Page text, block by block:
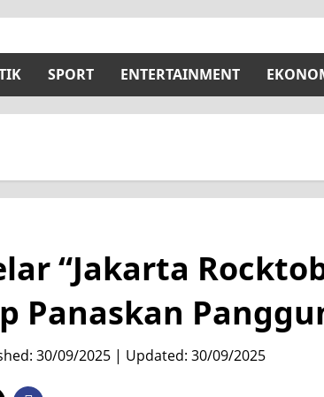
SPORT ENTERTAINMENT
“Jakarta
Panaskan
30/09/2025 | Updated: 30/09/2025